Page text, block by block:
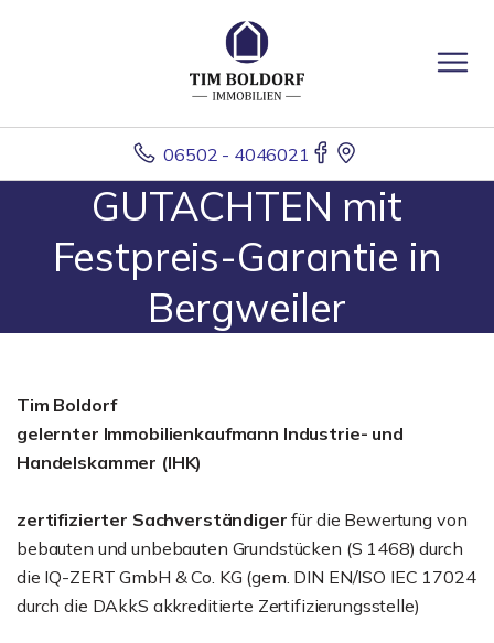
06502 - 4046021
GUTACHTEN mit
Festpreis-Garantie in
Bergweiler
Tim Boldorf
gelernter Immobilienkaufmann Industrie- und
Handelskammer (IHK)
zertifizierter Sachverständiger für die Bewertung von
bebauten und unbebauten Grundstücken (S 1468) durch
die IQ-ZERT GmbH & Co. KG (gem. DIN EN/ISO IEC 17024
durch die DAkkS akkreditierte Zertifizierungsstelle)